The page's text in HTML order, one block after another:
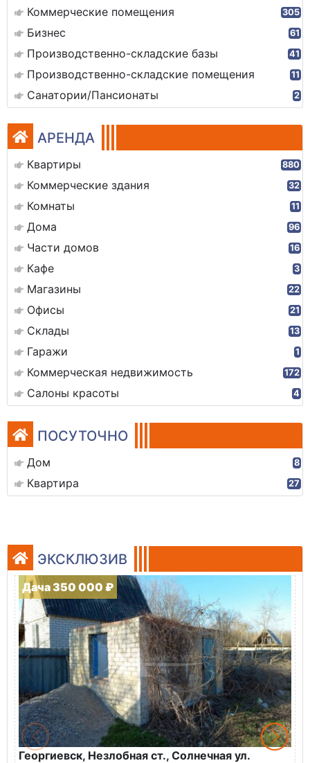
Коммерческие помещения 305
Бизнес 61
Производственно-складские базы 41
Производственно-складские помещения 11
Санатории/Пансионаты 2
АРЕНДА
Квартиры 880
Коммерческие здания 32
Комнаты 11
Дома 96
Части домов 16
Кафе 3
Магазины 22
Офисы 21
Склады 13
Гаражи 1
Коммерческая недвижимость 172
Салоны красоты 4
ПОСУТОЧНО
Дом 8
Квартира 27
ЭКСКЛЮЗИВ
Дача 350 000 ₽
Георгиевск, Незлобная ст., Солнечная ул.